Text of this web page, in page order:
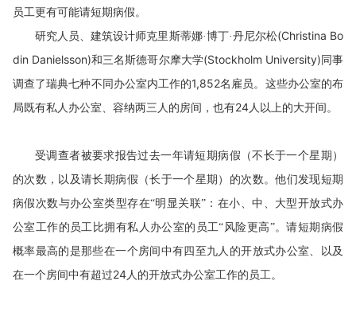
员工更有可能请短期病假。
研究人员、建筑设计师克里斯蒂娜·博丁·丹尼尔松(Christina Bo
din Danielsson)和三名斯德哥尔摩大学(Stockholm University)同事
调查了瑞典七种不同办公室内工作的1,852名雇员。这些办公室的布
局既有私人办公室、容纳两三人的房间，也有24人以上的大开间。
受调查者被要求报告过去一年请短期病假（不长于一个星期）
的次数，以及请长期病假（长于一个星期）的次数。他们发现短期
病假次数与办公室类型存在“明显关联”：在小、中、大型开放式办
公室工作的员工比拥有私人办公室的员工“风险更高”。请短期病假
概率最高的是那些在一个房间中有四至九人的开放式办公室、以及
在一个房间中有超过24人的开放式办公室工作的员工。